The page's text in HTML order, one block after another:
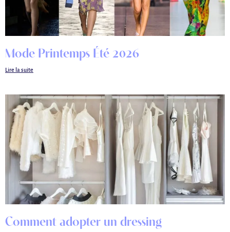
Mode Printemps Été 2026
Lire la suite
Comment adopter un dressing